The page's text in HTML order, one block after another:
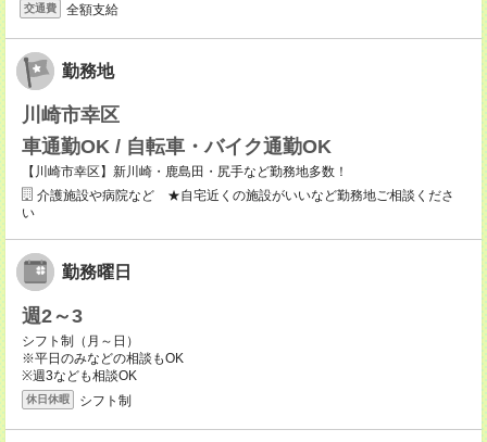
交通費 全額支給
勤務地
川崎市幸区
車通勤OK / 自転車・バイク通勤OK
【川崎市幸区】新川崎・鹿島田・尻手など勤務地多数！
介護施設や病院など ★自宅近くの施設がいいなど勤務地ご相談くださ
い
勤務曜日
週2～3
シフト制（月～日）
※平日のみなどの相談もOK
※週3なども相談OK
休日休暇 シフト制